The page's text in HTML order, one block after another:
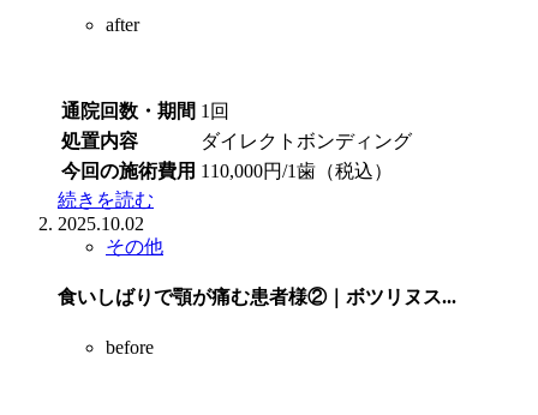
after
通院回数・期間 1回
処置内容
ダイレクトボンディング
今回の施術費用 110,000円/1歯（税込）
続きを読む
2025.10.02
その他
食いしばりで顎が痛む患者様②｜ボツリヌス...
before